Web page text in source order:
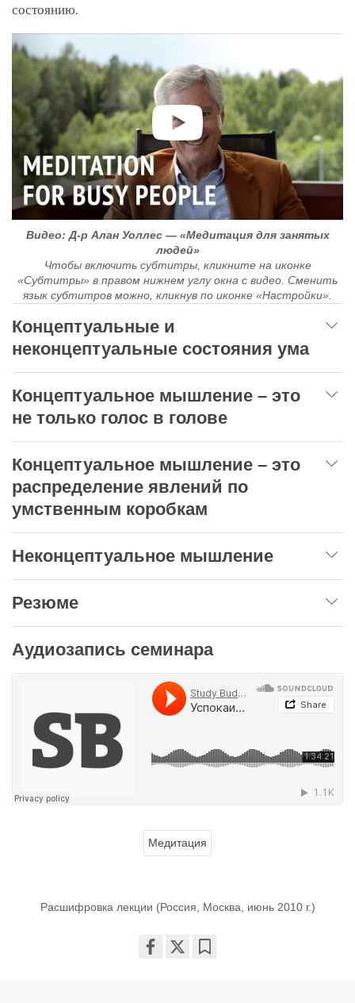
состоянию.
Видео: Д-р Алан Уоллес — «Медитация для занятых
людей»
Чтобы включить субтитры, кликните на иконке
«Субтитры» в правом нижнем углу окна с видео. Сменить
язык субтитров можно, кликнув по иконке «Настройки».
Концептуальные и
неконцептуальные состояния ума
Концептуальное мышление – это
не только голос в голове
Концептуальное мышление – это
распределение явлений по
умственным коробкам
Неконцептуальное мышление
Резюме
Аудиозапись семинара
Медитация
Расшифровка лекции (Россия, Москва, июнь 2010 г.)